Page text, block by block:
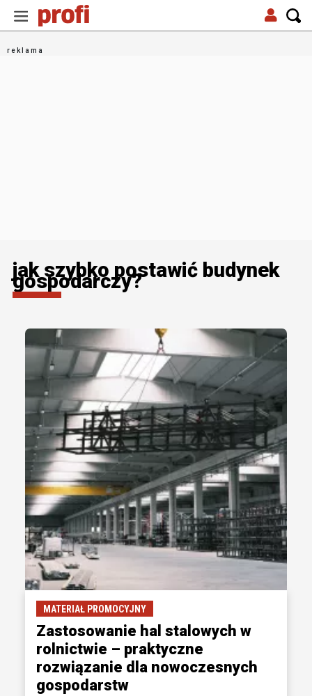
jak szybko postawić budynek
gospodarczy?
MATERIAŁ PROMOCYJNY
Zastosowanie hal stalowych w
rolnictwie – praktyczne
rozwiązanie dla nowoczesnych
gospodarstw